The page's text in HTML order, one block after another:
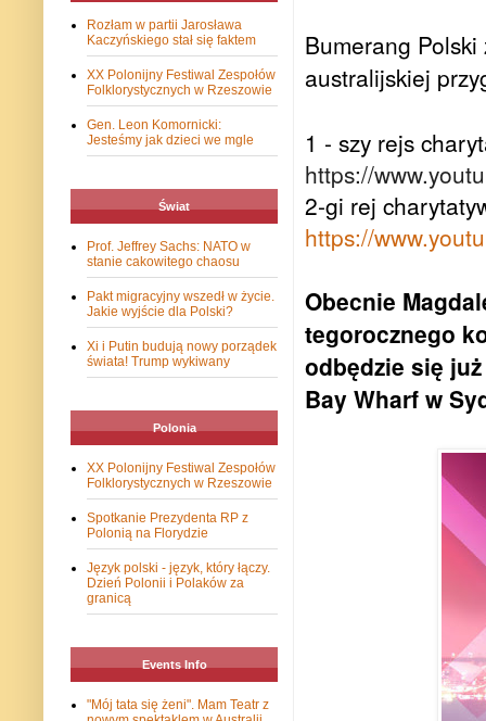
Bumerang
australijskiej
1 - szy rejs
https://
2-gi rej
https://
Obecnie
tegorocznego
odbędzie się
Bay Wharf w
Rozłam w partii Jarosława
Kaczyńskiego stał się faktem
XX Polonijny Festiwal Zespołów
Folklorystycznych w Rzeszowie
Gen. Leon Komornicki:
Jesteśmy jak dzieci we mgle
Świat
Prof. Jeffrey Sachs: NATO w
stanie cakowitego chaosu
Pakt migracyjny wszedł w życie.
Jakie wyjście dla Polski?
Xi i Putin budują nowy porządek
świata! Trump wykiwany
Polonia
XX Polonijny Festiwal Zespołów
Folklorystycznych w Rzeszowie
Spotkanie Prezydenta RP z
Polonią na Florydzie
Język polski - język, który łączy.
Dzień Polonii i Polaków za
granicą
Events Info
"Mój tata się żeni". Mam Teatr z